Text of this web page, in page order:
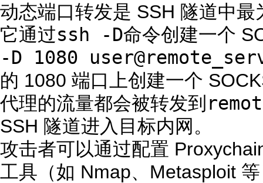
动态端口转发是 SSH 隧道中
它通过ssh -D命令创建一个
-D 1080
的 1080 端口上创建一个
代理的流量都会被转发到
SSH 隧道进入目标内网。
攻击者可以通过配置
工具（如 Nmap、Metasploit